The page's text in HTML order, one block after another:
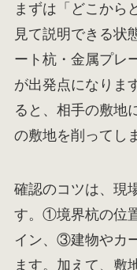
まずは「どこから
見て説明できる状
ート杭・金属プレ
が出発点になりま
ると、相手の敷地
の敷地を削ってし
確認のコツは、現
す。①境界杭の位
イン、③建物やカ
ます。加えて、敷